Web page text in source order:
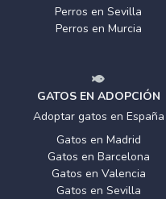
Perros en Sevilla
Perros en Murcia
GATOS EN ADOPCIÓN
Adoptar gatos en España
Gatos en Madrid
Gatos en Barcelona
Gatos en Valencia
Gatos en Sevilla